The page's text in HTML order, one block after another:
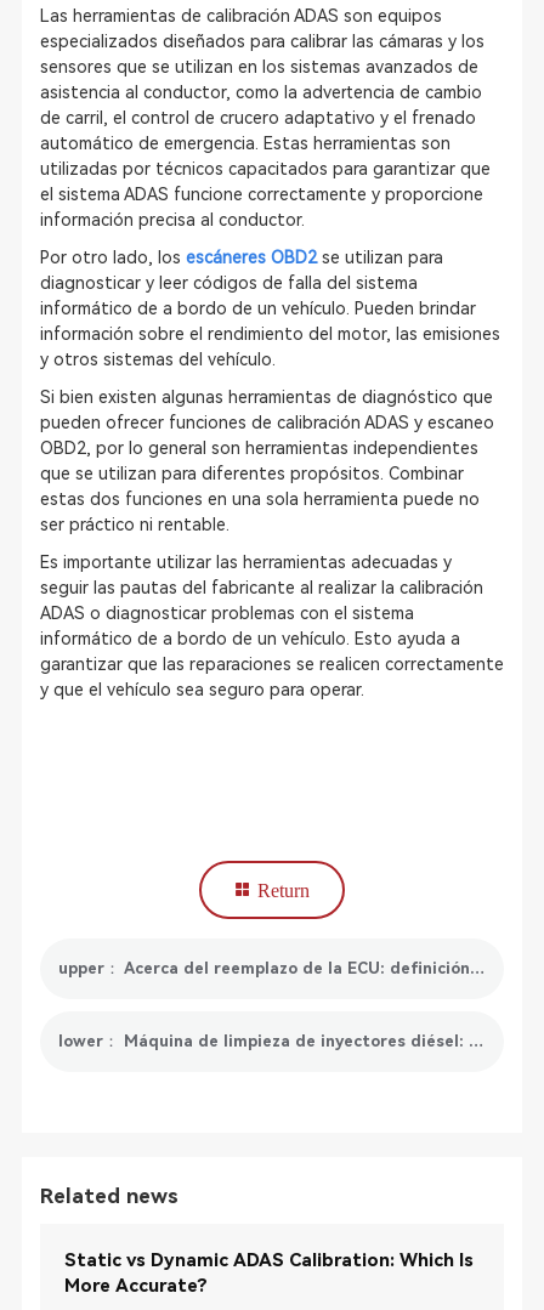
Las herramientas de calibración ADAS son equipos
especializados diseñados para calibrar las cámaras y los
sensores que se utilizan en los sistemas avanzados de
asistencia al conductor, como la advertencia de cambio
de carril, el control de crucero adaptativo y el frenado
automático de emergencia. Estas herramientas son
utilizadas por técnicos capacitados para garantizar que
el sistema ADAS funcione correctamente y proporcione
información precisa al conductor.
Por otro lado, los escáneres OBD2se utilizan para
diagnosticar y leer códigos de falla del sistema
informático de a bordo de un vehículo. Pueden brindar
información sobre el rendimiento del motor, las emisiones
y otros sistemas del vehículo.
Si bien existen algunas herramientas de diagnóstico que
pueden ofrecer funciones de calibración ADAS y escaneo
OBD2, por lo general son herramientas independientes
que se utilizan para diferentes propósitos. Combinar
estas dos funciones en una sola herramienta puede no
ser práctico ni rentable.
Es importante utilizar las herramientas adecuadas y
seguir las pautas del fabricante al realizar la calibración
ADAS o diagnosticar problemas con el sistema
informático de a bordo de un vehículo. Esto ayuda a
garantizar que las reparaciones se realicen correctamente
y que el vehículo sea seguro para operar.
Return
upper： Acerca del reemplazo de la ECU: definición, motivo y proceso
lower： Máquina de limpieza de inyectores diésel: mejora el rendimiento del sistema de combustible
Related news
Static vs Dynamic ADAS Calibration: Which Is
More Accurate?